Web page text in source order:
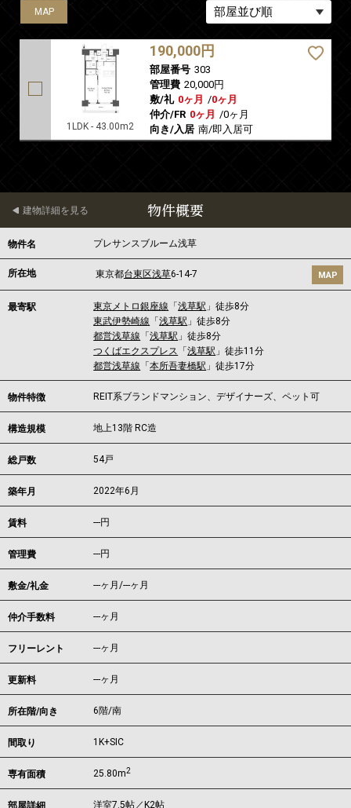
MAP
1LDK - 43.00m2
190,000円
部屋番号 303
管理費 20,000円
敷/礼 0ヶ月 /0ヶ月
仲介/FR 0ヶ月 /0ヶ月
向き/入居 南/即入居可
物件概要
建物詳細を見る
物件名 プレサンスブルーム浅草
所在地 東京都台東区浅草6-14-7 MAP
最寄駅 東京メトロ銀座線 「浅草駅 」徒歩8分
東武伊勢崎線 「浅草駅 」徒歩8分
都営浅草線 「浅草駅 」徒歩8分
つくばエクスプレス 「浅草駅 」徒歩11分
都営浅草線 「本所吾妻橋駅 」徒歩17分
物件特徴 REIT系ブランドマンション、デザイナーズ、ペット可
構造規模 地上13階 RC造
総戸数 54戸
築年月 2022年6月
賃料 ---円
管理費 ---円
敷金/礼金 ---ヶ月/---ヶ月
仲介手数料 ---ヶ月
フリーレント ---ヶ月
更新料 ---ヶ月
所在階/向き 6階/南
間取り 1K+SIC
専有面積 25.80m2
洋室7.5帖／K2帖